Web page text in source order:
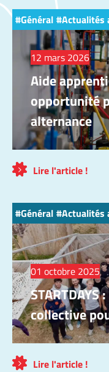
Général Actualités
12 mars 2026
Aide
opportunité
alternance
Lire l'article !
Général Actualités
01 octobre 2025
collective
Lire l'article !